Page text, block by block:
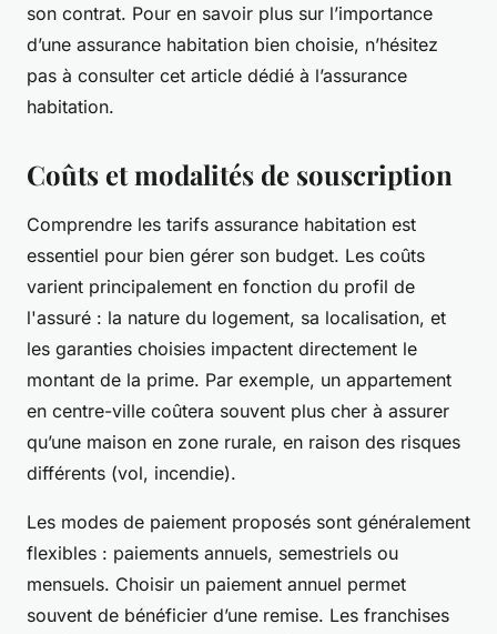
son contrat. Pour en savoir plus sur l’importance
d’une assurance habitation bien choisie, n’hésitez
pas à consulter cet article dédié à l’assurance
habitation.
Coûts et modalités de souscription
Comprendre les tarifs assurance habitation est
essentiel pour bien gérer son budget. Les coûts
varient principalement en fonction du profil de
l'assuré : la nature du logement, sa localisation, et
les garanties choisies impactent directement le
montant de la prime. Par exemple, un appartement
en centre-ville coûtera souvent plus cher à assurer
qu’une maison en zone rurale, en raison des risques
différents (vol, incendie).
Les modes de paiement proposés sont généralement
flexibles : paiements annuels, semestriels ou
mensuels. Choisir un paiement annuel permet
souvent de bénéficier d’une remise. Les franchises